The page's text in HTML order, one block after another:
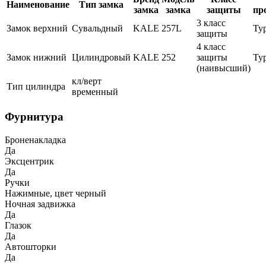
Наименование
Тип замка
замка
замка
защиты
Замок верхний Сувальдный KALE 257L
3 класс
защиты
Замок нижний Цилиндровый KALE 252
4 класс
защиты
(наивысший)
Тип цилиндра
кл/верт
временный
Фурнитура
Броненакладка
Да
Эксцентрик
Да
Ручки
Нажимные, цвет черный
Ночная задвижка
Да
Глазок
Да
Автошторки
Да